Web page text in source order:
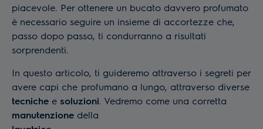
piacevole. Per ottenere un bucato davvero profumato
è necessario seguire un insieme di accortezze che,
passo dopo passo, ti condurranno a risultati
sorprendenti.
In questo articolo, ti guideremo attraverso i segreti per
avere capi che profumano a lungo, attraverso diverse
tecniche e soluzioni. Vedremo come una corretta
manutenzione della